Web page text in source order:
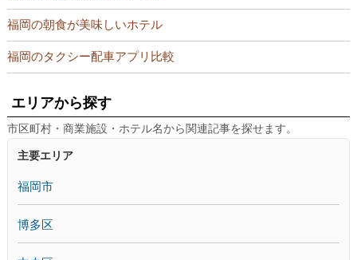
福岡の朝食が美味しいホテル
福岡のタクシー配車アプリ比較
エリアから探す
市区町村・商業施設・ホテル名から関連記事を探せます。
主要エリア
福岡市
博多区